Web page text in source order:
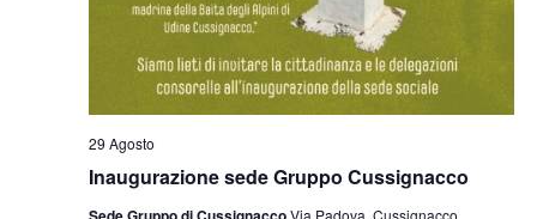
Inaugurazione sede Gruppo Cussignacco
29 Agosto
Via Padova, Cussignacco